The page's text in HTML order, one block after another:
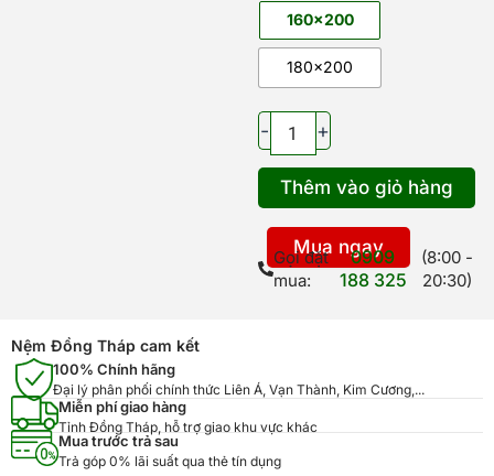
160x200
180x200
-
mền
chần
Edena
Everyday
số
lượng
+
Thêm vào giỏ hàng
Mua ngay
Gọi đặt
mua:
0909
188 325
(8:00 -
20:30)
Nệm Đồng Tháp cam kết
100% Chính hãng
Đại lý phân phối chính thức Liên Á, Vạn Thành, Kim Cương,...
Miễn phí giao hàng
Tỉnh Đồng Tháp, hỗ trợ giao khu vực khác
Mua trước trả sau
Trả góp 0% lãi suất qua thẻ tín dụng